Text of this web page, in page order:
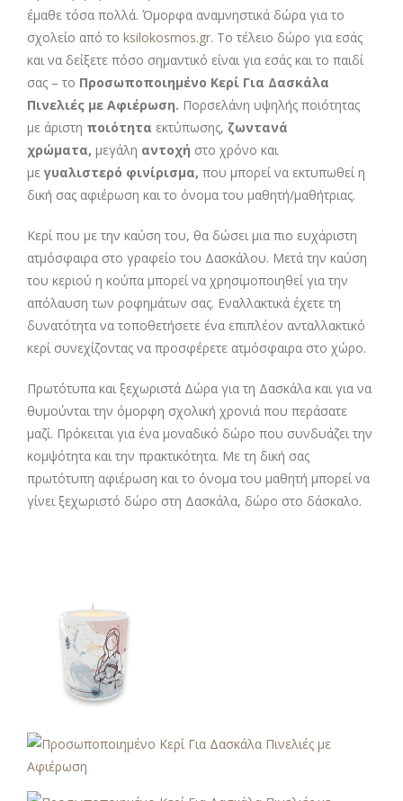
έμαθε τόσα πολλά. Όμορφα αναμνηστικά δώρα για το
σχολείο από το ksilokosmos.gr. Το τέλειο δώρο για εσάς
και να δείξετε πόσο σημαντικό είναι για εσάς και το παιδί
σας – το Προσωποποιημένο Κερί Για Δασκάλα
Πινελιές με Αφιέρωση. Πορσελάνη υψηλής ποιότητας
με άριστη ποιότητα εκτύπωσης, ζωντανά
χρώματα, μεγάλη αντοχή στο χρόνο και
με γυαλιστερό φινίρισμα, που μπορεί να εκτυπωθεί η
δική σας αφιέρωση και το όνομα του μαθητή/μαθήτριας.
Κερί που με την καύση του, θα δώσει μια πιο ευχάριστη
ατμόσφαιρα στο γραφείο του Δασκάλου. Μετά την καύση
του κεριού η κούπα μπορεί να χρησιμοποιηθεί για την
απόλαυση των ροφημάτων σας. Εναλλακτικά έχετε τη
δυνατότητα να τοποθετήσετε ένα επιπλέον ανταλλακτικό
κερί συνεχίζοντας να προσφέρετε ατμόσφαιρα στο χώρο.
Πρωτότυπα και ξεχωριστά Δώρα για τη Δασκάλα και για να
θυμούνται την όμορφη σχολική χρονιά που περάσατε
μαζί. Πρόκειται για ένα μοναδικό δώρο που συνδυάζει την
κομψότητα και την πρακτικότητα. Με τη δική σας
πρωτότυπη αφιέρωση και το όνομα του μαθητή μπορεί να
γίνει ξεχωριστό δώρο στη Δασκάλα, δώρο στο δάσκαλο.